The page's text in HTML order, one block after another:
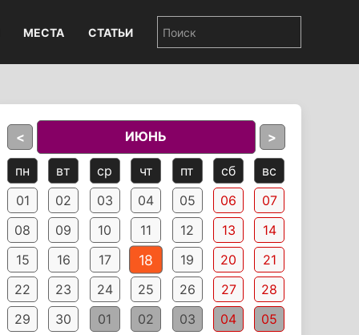
МЕСТА СТАТЬИ
< ИЮНЬ >
пн вт ср чт пт сб
вс
01
02 03 04 05 06
07
08
09 10 11 12 13
14
15
16 17 18 19 20
21
22
23 24 25 26 27
28
29
30 01 02 03 04 05